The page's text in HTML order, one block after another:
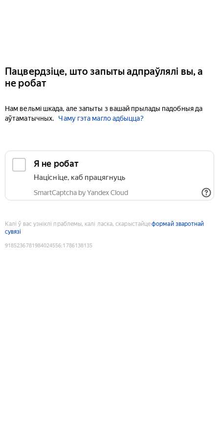
Пацвердзіце, што запыты адпраўлялі вы, а
не робат
Нам вельмі шкада, але запыты з вашай прылады падобныя да
аўтаматычных.
Чаму гэта магло адбыцца?
Я не робат
Націсніце, каб працягнуць
SmartCaptcha by Yandex Cloud
Калі ў вас узніклі праблемы, калі ласка, скарыстайцеформай зваротнай
сувязі
9185236781984024556:1786138135